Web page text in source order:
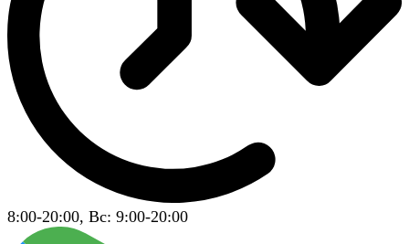
8:00-20:00, Вс: 9:00-20:00